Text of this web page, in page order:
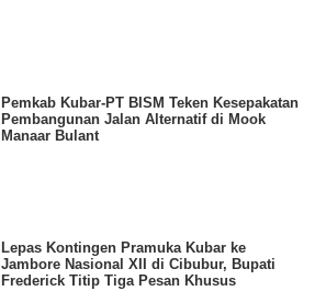
Pemkab Kubar-PT BISM Teken Kesepakatan
Pembangunan Jalan Alternatif di Mook
Manaar Bulant
Lepas Kontingen Pramuka Kubar ke
Jambore Nasional XII di Cibubur, Bupati
Frederick Titip Tiga Pesan Khusus